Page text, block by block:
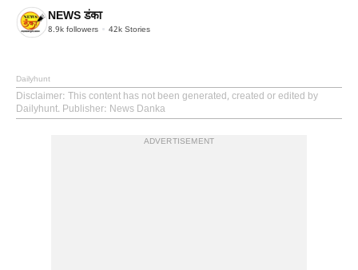
NEWS डंका
8.9k followers 42k Stories
Dailyhunt
Disclaimer: This content has not been generated, created or edited by
Dailyhunt. Publisher: News Danka
ADVERTISEMENT